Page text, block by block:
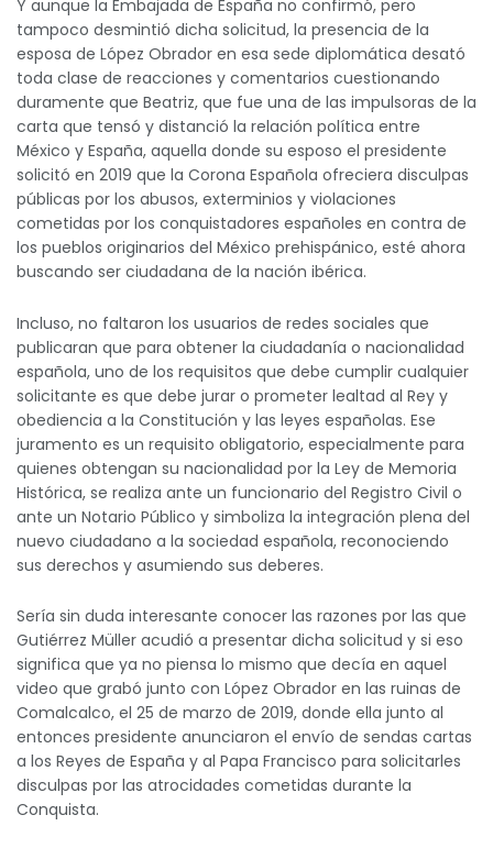
Y aunque la Embajada de España no confirmó, pero
tampoco desmintió dicha solicitud, la presencia de la
esposa de López Obrador en esa sede diplomática desató
toda clase de reacciones y comentarios cuestionando
duramente que Beatriz, que fue una de las impulsoras de la
carta que tensó y distanció la relación política entre
México y España, aquella donde su esposo el presidente
solicitó en 2019 que la Corona Española ofreciera disculpas
públicas por los abusos, exterminios y violaciones
cometidas por los conquistadores españoles en contra de
los pueblos originarios del México prehispánico, esté ahora
buscando ser ciudadana de la nación ibérica.
Incluso, no faltaron los usuarios de redes sociales que
publicaran que para obtener la ciudadanía o nacionalidad
española, uno de los requisitos que debe cumplir cualquier
solicitante es que debe jurar o prometer lealtad al Rey y
obediencia a la Constitución y las leyes españolas. Ese
juramento es un requisito obligatorio, especialmente para
quienes obtengan su nacionalidad por la Ley de Memoria
Histórica, se realiza ante un funcionario del Registro Civil o
ante un Notario Público y simboliza la integración plena del
nuevo ciudadano a la sociedad española, reconociendo
sus derechos y asumiendo sus deberes.
Sería sin duda interesante conocer las razones por las que
Gutiérrez Müller acudió a presentar dicha solicitud y si eso
significa que ya no piensa lo mismo que decía en aquel
video que grabó junto con López Obrador en las ruinas de
Comalcalco, el 25 de marzo de 2019, donde ella junto al
entonces presidente anunciaron el envío de sendas cartas
a los Reyes de España y al Papa Francisco para solicitarles
disculpas por las atrocidades cometidas durante la
Conquista.